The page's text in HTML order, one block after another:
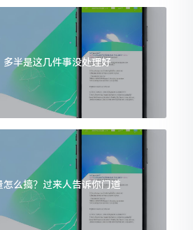
半是这几件事没处理好
么搞？过来人告诉你门道